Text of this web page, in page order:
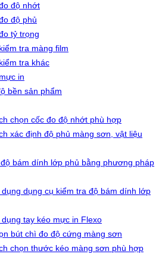
độ nhớt
độ phủ
tỷ trọng
tra màng film
tra khác
in
bền sản phẩm
chọn cốc đo độ nhớt phù hợp
xác định độ phủ màng sơn, vật liệu
bám dính lớp phủ bằng phương pháp
dụng cụ kiểm tra độ bám dính lớp
tay kéo mực in Flexo
bút chì đo độ cứng màng sơn
chọn thước kéo màng sơn phù hợp